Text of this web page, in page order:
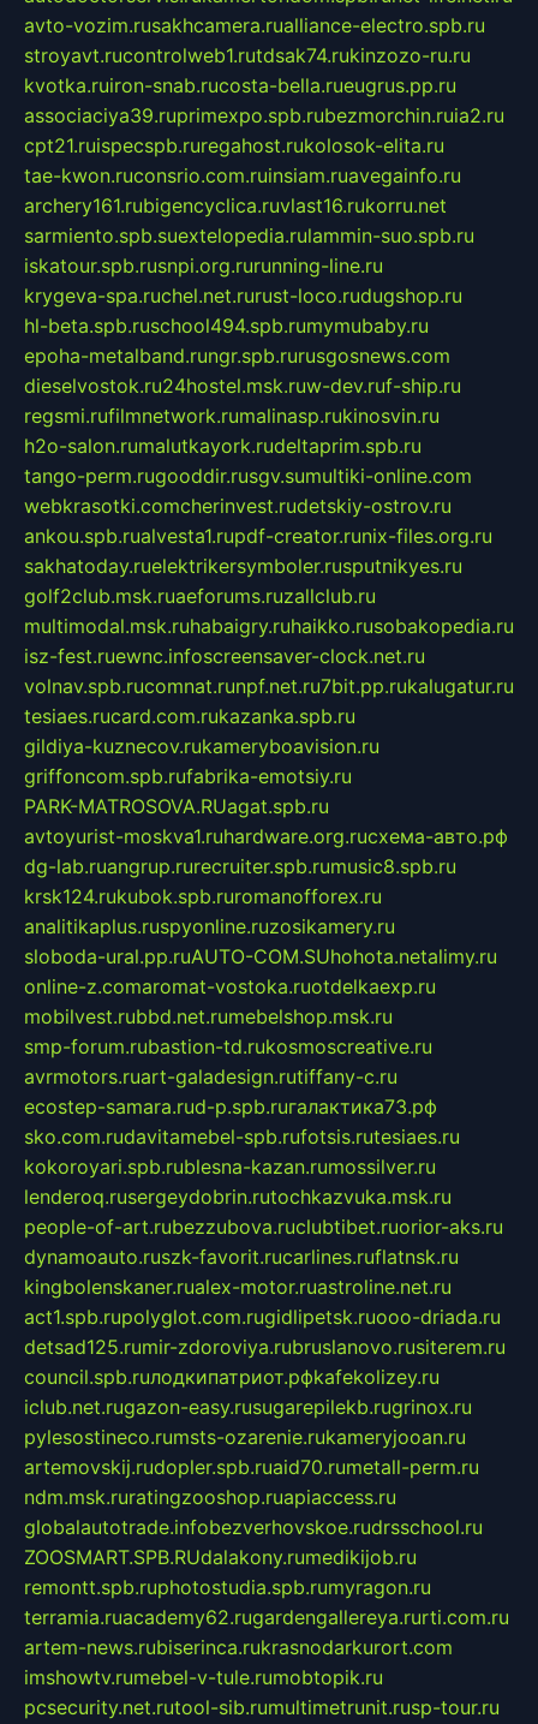
avto-vozim.rusakhcamera.rualliance-electro.spb.ru
stroyavt.rucontrolweb1.rutdsak74.rukinzozo-ru.ru
kvotka.ruiron-snab.rucosta-bella.rueugrus.pp.ru
associaciya39.ruprimexpo.spb.rubezmorchin.ruia2.ru
cpt21.ruispecspb.ruregahost.rukolosok-elita.ru
tae-kwon.ruconsrio.com.ruinsiam.ruavegainfo.ru
archery161.rubigencyclica.ruvlast16.rukorru.net
sarmiento.spb.suextelopedia.rulammin-suo.spb.ru
iskatour.spb.rusnpi.org.rurunning-line.ru
krygeva-spa.ruchel.net.rurust-loco.rudugshop.ru
hl-beta.spb.ruschool494.spb.rumymubaby.ru
epoha-metalband.rungr.spb.rurusgosnews.com
dieselvostok.ru24hostel.msk.ruw-dev.ruf-ship.ru
regsmi.rufilmnetwork.rumalinasp.rukinosvin.ru
h2o-salon.rumalutkayork.rudeltaprim.spb.ru
tango-perm.rugooddir.rusgv.sumultiki-online.com
webkrasotki.comcherinvest.rudetskiy-ostrov.ru
ankou.spb.rualvesta1.rupdf-creator.runix-files.org.ru
sakhatoday.ruelektrikersymboler.rusputnikyes.ru
golf2club.msk.ruaeforums.ruzallclub.ru
multimodal.msk.ruhabaigry.ruhaikko.rusobakopedia.ru
isz-fest.ruewnc.infoscreensaver-clock.net.ru
volnav.spb.rucomnat.runpf.net.ru7bit.pp.rukalugatur.ru
tesiaes.rucard.com.rukazanka.spb.ru
gildiya-kuznecov.rukameryboavision.ru
griffoncom.spb.rufabrika-emotsiy.ru
PARK-MATROSOVA.RUagat.spb.ru
avtoyurist-moskva1.ruhardware.org.ruсхема-авто.рф
dg-lab.ruangrup.rurecruiter.spb.rumusic8.spb.ru
krsk124.rukubok.spb.ruromanofforex.ru
analitikaplus.ruspyonline.ruzosikamery.ru
sloboda-ural.pp.ruAUTO-COM.SUhohota.netalimy.ru
online-z.comaromat-vostoka.ruotdelkaexp.ru
mobilvest.rubbd.net.rumebelshop.msk.ru
smp-forum.rubastion-td.rukosmoscreative.ru
avrmotors.ruart-galadesign.rutiffany-c.ru
ecostep-samara.rud-p.spb.ruгалактика73.рф
sko.com.rudavitamebel-spb.rufotsis.rutesiaes.ru
kokoroyari.spb.rublesna-kazan.rumossilver.ru
lenderoq.rusergeydobrin.rutochkazvuka.msk.ru
people-of-art.rubezzubova.ruclubtibet.ruorior-aks.ru
dynamoauto.ruszk-favorit.rucarlines.ruflatnsk.ru
kingbolenskaner.rualex-motor.ruastroline.net.ru
act1.spb.rupolyglot.com.rugidlipetsk.ruooo-driada.ru
detsad125.rumir-zdoroviya.rubruslanovo.rusiterem.ru
council.spb.ruлодкипатриот.рфkafekolizey.ru
iclub.net.rugazon-easy.rusugarepilekb.rugrinox.ru
pylesostineco.rumsts-ozarenie.rukameryjooan.ru
artemovskij.rudopler.spb.ruaid70.rumetall-perm.ru
ndm.msk.ruratingzooshop.ruapiaccess.ru
globalautotrade.infobezverhovskoe.rudrsschool.ru
ZOOSMART.SPB.RUdalakony.rumedikijob.ru
remontt.spb.ruphotostudia.spb.rumyragon.ru
terramia.ruacademy62.rugardengallereya.rurti.com.ru
artem-news.rubiserinca.rukrasnodarkurort.com
imshowtv.rumebel-v-tule.rumobtopik.ru
pcsecurity.net.rutool-sib.rumultimetrunit.rusp-tour.ru